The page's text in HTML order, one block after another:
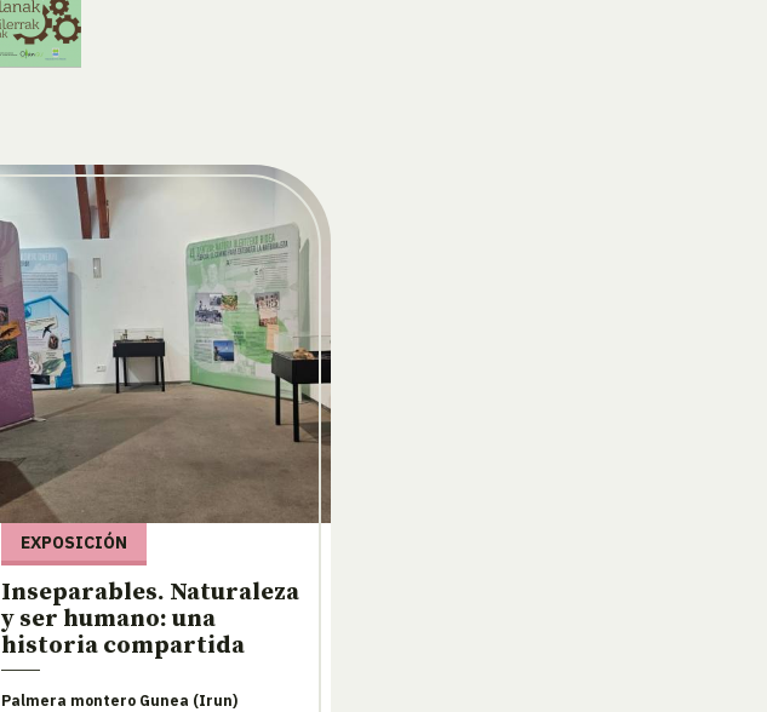
EXPOSICIÓN
Inseparables. Naturaleza
y ser humano: una
historia compartida
Palmera montero Gunea (Irun)